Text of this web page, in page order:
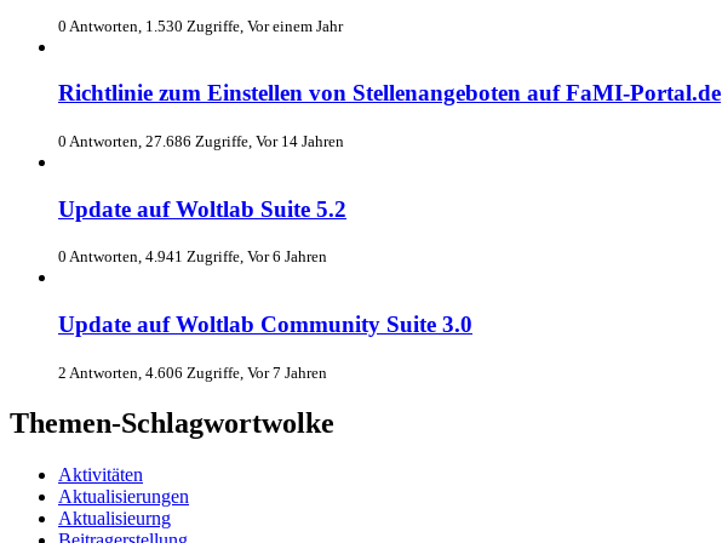
0 Antworten, 1.530 Zugriffe, Vor einem Jahr
Richtlinie zum Einstellen von Stellenangeboten auf FaMI-Portal.de
0 Antworten, 27.686 Zugriffe, Vor 14 Jahren
Update auf Woltlab Suite 5.2
0 Antworten, 4.941 Zugriffe, Vor 6 Jahren
Update auf Woltlab Community Suite 3.0
2 Antworten, 4.606 Zugriffe, Vor 7 Jahren
Themen-Schlagwortwolke
Aktivitäten
Aktualisierungen
Aktualisieurng